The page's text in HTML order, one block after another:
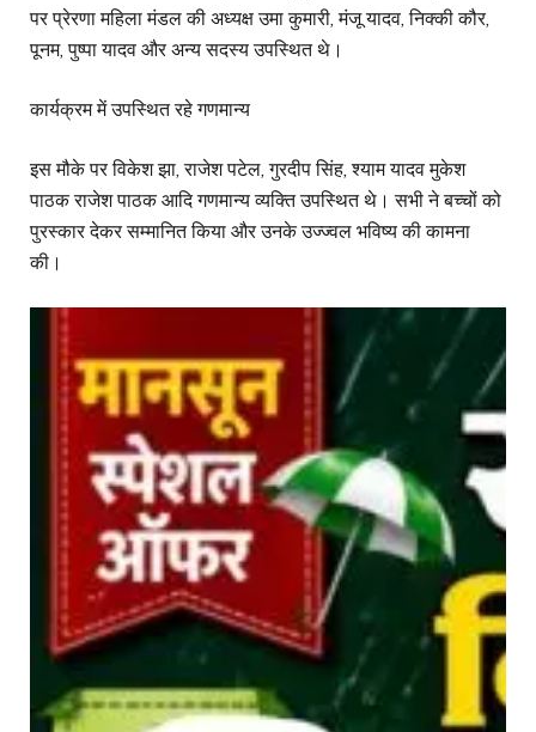
पर प्रेरणा महिला मंडल की अध्यक्ष उमा कुमारी, मंजू यादव, निक्की कौर,
पूनम, पुष्पा यादव और अन्य सदस्य उपस्थित थे।
कार्यक्रम में उपस्थित रहे गणमान्य
इस मौके पर विकेश झा, राजेश पटेल, गुरदीप सिंह, श्याम यादव मुकेश
पाठक राजेश पाठक आदि गणमान्य व्यक्ति उपस्थित थे। सभी ने बच्चों को
पुरस्कार देकर सम्मानित किया और उनके उज्ज्वल भविष्य की कामना
की।